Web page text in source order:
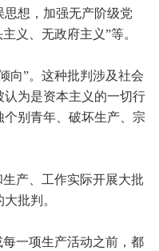
想，加强无产阶级党
义、无政府主义”等。
向”。这种批判涉及社会
为是资本主义的一切行
别青年、破坏生产、宗
产、工作实际开展大批
批判。
一项生产活动之前，都